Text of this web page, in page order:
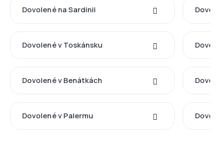
Dovolené na Sardinii
Dovolené v Toskánsku
Dovolené v Benátkách
Dovolené v Palermu